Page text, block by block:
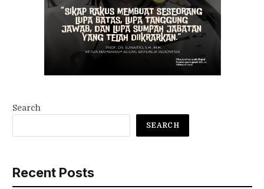
Search
SEARCH
Recent Posts